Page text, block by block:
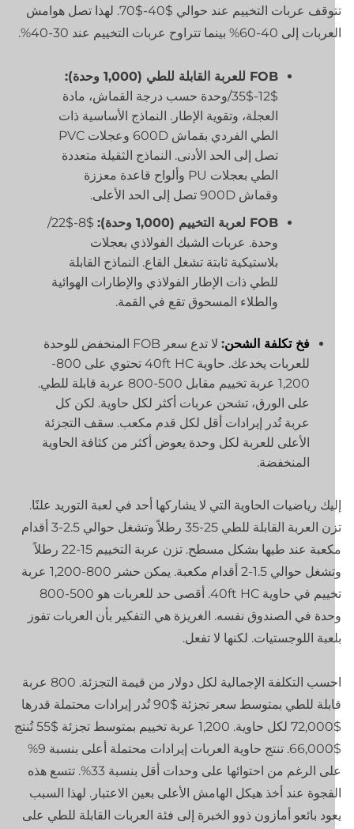
تتوقف عربات التخييم عند حوالي $40-$70. لهذا تصل هوامش
40-60% بينما تتراوح عربات التخييم عند 30-40%.
FOB للعربة القابلة للطي (1,000 وحدة):
$12-$35/وحدة حسب درجة القماش، مادة
العجلة، وتقوية الإطار. النماذج الأساسية ذات
الطي الفردي بقماش 600D وعجلات PVC
تصل إلى الحد الأدنى. النماذج الثقيلة متعددة
الطي بعجلات PU وألواح قاعدة معززة
وقماش 900D تصل إلى الحد الأعلى.
FOB لعربة التخييم (1,000 وحدة):
$8-$22/
وحدة. عربات الشبك الفولاذي بعجلات
بلاستيكية ثابتة تشغل القاع. النماذج القابلة
للطي ذات الإطار الفولاذي والإطارات الهوائية
والطلاء المسحوق تقع في القمة.
فخ تكلفة الشحن:
لا تدع سعر FOB المنخفض للوحدة
للعربات يخدعك. حاوية 40ft HC تحتوي على 800-
1,200 عربة تخييم مقابل 500-800 عربة قابلة للطي.
على الورق، تشحن عربات أكثر لكل حاوية. لكن كل
عربة تُدر إيرادات أقل لكل قدم مكعب. سقف التجزئة
الأعلى للعربة لكل وحدة يعوض أكثر من كثافة الحاوية
المنخفضة.
رياضيات الحاوية التي لا يشاركها أحد في لعبة التوريد علنًا.
تزن العربة القابلة للطي 25-35 رطلاً وتشغل حوالي 2.5-3 أقدام
مكعبة عند طيها بشكل مسطح. تزن عربة التخييم 15-22 رطلاً
وتشغل حوالي 1.5-2 أقدام مكعبة. يمكن حشر 800-1,200 عربة
تخييم في حاوية 40ft HC. أقصى حد للعربات هو 500-800
في الصندوق نفسه. الغريزة هي التفكير بأن العربات تفوز
اللوجستيات. لكنها لا تفعل.
احسب التكلفة الإجمالية لكل دولار من قيمة التجزئة. 800 عربة
قابلة للطي بمتوسط سعر تجزئة $90 تُدر إيرادات محتملة قدرها
$72,000 لكل حاوية. 1,200 عربة تخييم بمتوسط تجزئة $55 تُنتج
$66,000. تنتج حاوية العربات إيرادات محتملة أعلى بنسبة 9%
على الرغم من احتوائها على وحدات أقل بنسبة 33%. تتسع هذه
عند أخذ هيكل الهامش الأعلى بعين الاعتبار. لهذا السبب
بائعو أمازون ذوو الخبرة إلى فئة العربات القابلة للطي على